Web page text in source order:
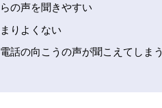
の声を聞きやすい
りよくない
話の向こうの声が聞こえてしまう